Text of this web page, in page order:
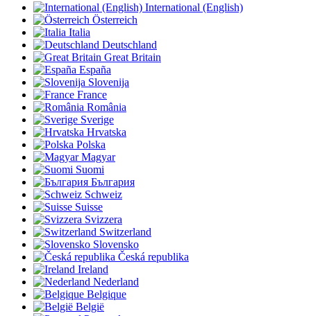
International (English)
Österreich
Italia
Deutschland
Great Britain
España
Slovenija
France
România
Sverige
Hrvatska
Polska
Magyar
Suomi
България
Schweiz
Suisse
Svizzera
Switzerland
Slovensko
Česká republika
Ireland
Nederland
Belgique
België